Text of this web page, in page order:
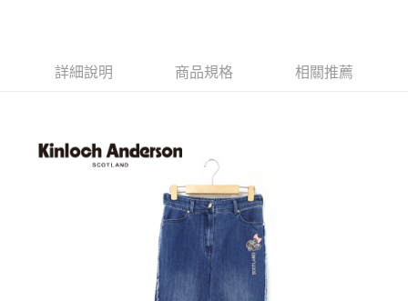
運送方式
每筆NT$60，滿NT$1,000(含以上)免運費
每筆NT$60，滿NT$1,000(含以上)免運費
詳細說明 商品規格 相關推薦